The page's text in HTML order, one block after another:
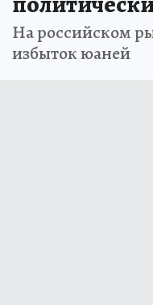
На российском
избыток юаней